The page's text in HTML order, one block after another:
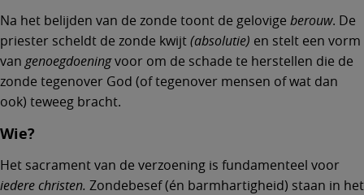
Na het belijden van de zonde toont de gelovige berouw. De
priester scheldt de zonde kwijt(absolutie) en stelt een vorm
van genoegdoeningvoor om de schade te herstellen die de
zonde tegenover God (of tegenover mensen of wat dan
ook) teweeg bracht.
Wie?
Het sacrament van de verzoening is fundamenteel voor
iedere christen. Zondebesef (én barmhartigheid) staan in het